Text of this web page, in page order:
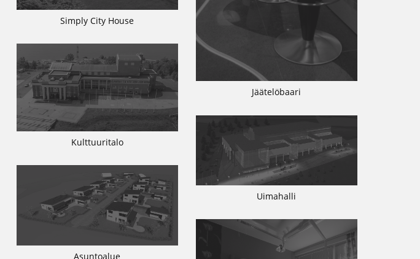
Jäätelöbaari
Simply City House
Kulttuuritalo
Uimahalli
Asuntoalue